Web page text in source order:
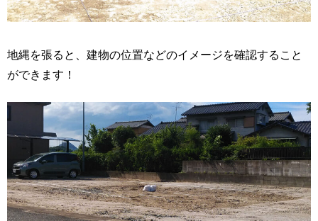
地縄を張ると、建物の位置などのイメージを確認すること
ができます！